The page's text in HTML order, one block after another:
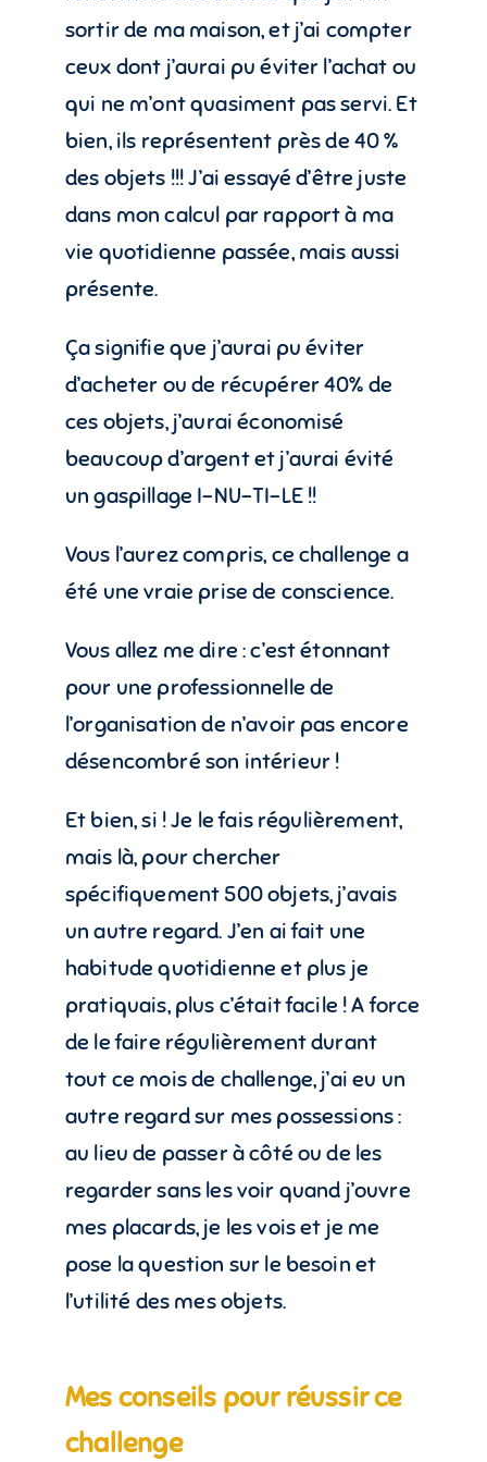
sortir de ma maison, et j’ai compter
ceux dont j’aurai pu éviter l’achat ou
qui ne m’ont quasiment pas servi. Et
bien, ils représentent près de 40 %
des objets !!! J’ai essayé d’être juste
dans mon calcul par rapport à ma
vie quotidienne passée, mais aussi
présente.
Ça signifie que j’aurai pu éviter
d’acheter ou de récupérer 40% de
ces objets, j’aurai économisé
beaucoup d’argent et j’aurai évité
un gaspillage I-NU-TI-LE !!
Vous l’aurez compris, ce challenge a
été une vraie prise de conscience.
Vous allez me dire : c’est étonnant
pour une professionnelle de
l’organisation de n’avoir pas encore
désencombré son intérieur !
Et bien, si ! Je le fais régulièrement,
mais là, pour chercher
spécifiquement 500 objets, j’avais
un autre regard. J’en ai fait une
habitude quotidienne et plus je
pratiquais, plus c’était facile ! A force
de le faire régulièrement durant
tout ce mois de challenge, j’ai eu un
autre regard sur mes possessions :
au lieu de passer à côté ou de les
regarder sans les voir quand j’ouvre
mes placards, je les vois et je me
pose la question sur le besoin et
l’utilité des mes objets.
Mes conseils pour réussir ce
challenge